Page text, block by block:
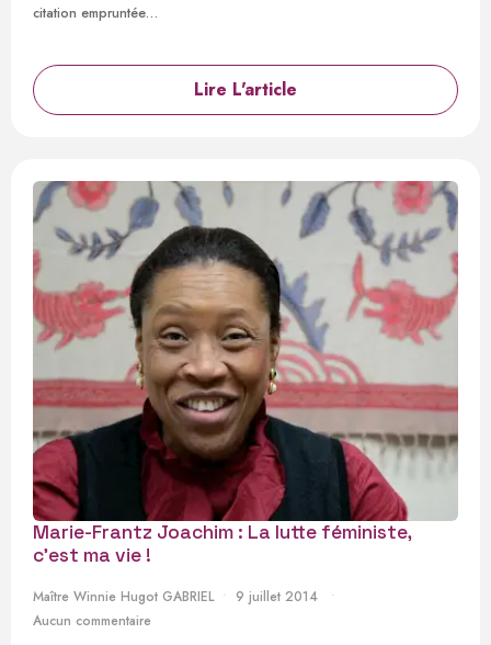
citation empruntée…
Lire L'article
Marie-Frantz Joachim : La lutte féministe,
c’est ma vie !
Maître Winnie Hugot GABRIEL
9 juillet 2014
Aucun commentaire